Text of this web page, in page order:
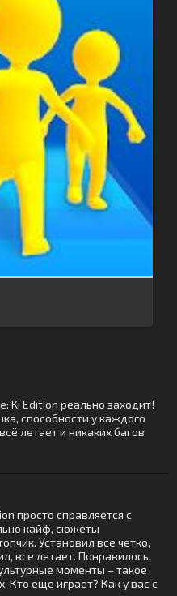
Ki Edition реально заходит!
способности у каждого
летает и никаких багов
просто справляется с
кайф, сюжеты
Установил все четко,
все летает. Понравилось,
моменты – такое
Кто еще играет? Как у вас с